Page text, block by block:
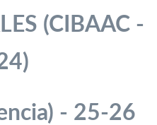
(CIBAAC -
- 25-26